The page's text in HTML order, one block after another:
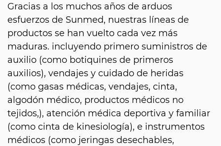
Gracias a los muchos años de arduos
esfuerzos de Sunmed, nuestras líneas de
productos se han vuelto cada vez más
maduras. incluyendo primero suministros de
auxilio (como botiquines de primeros
auxilios), vendajes y cuidado de heridas
(como gasas médicas, vendajes, cinta,
algodón médico, productos médicos no
tejidos,), atención médica deportiva y familiar
(como cinta de kinesiología), e instrumentos
médicos (como jeringas desechables,